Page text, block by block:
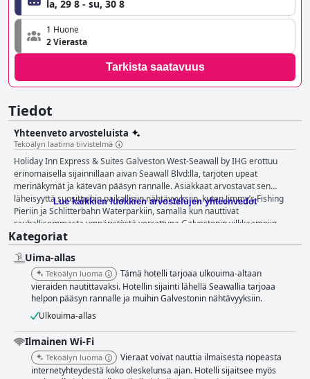
la, 29 8 - su, 30 8
1 Huone
2 Vierasta
Tarkista saatavuus
Tiedot
Yhteenveto arvosteluista
Tekoälyn laatima tiivistelmä
Holiday Inn Express & Suites Galveston West-Seawall by IHG erottuu
erinomaisella sijainnillaan aivan Seawall Blvd:lla, tarjoten upeat
merinäkymät ja kätevän pääsyn rannalle. Asiakkaat arvostavat sen
läheisyyttä suosittuihin paikallisiin nähtävyyksiin, kuten Jimmy’s Fishing
Pieriin ja Schlitterbahn Waterparkiin, samalla kun nauttivat
rauhallisemmasta ympäristöstä verrattuna Galvestonin vilkkaampiin
alueisiin. Tämä tekee siitä ihanteellisen paikan rentoutumiseen tinkimättä
mukavuudesta. Hotellin aamiainen saa merkittävää kiitosta
monipuolisesta ja herkullisesta tarjonnastaan. Asiakkaat nauttivat
laajasta valikoimasta tuotteita, leivonnaisista ja jogurtista kuumiin
ruokiin, kuten munakkaisiin ja pekoniin. Huomionarvoisia mainintoja ovat
mustikkamuffinssit ja kanelirullat, jotka lisäävät aamuaterialle ripauksen
iloa. Aamiaistarjoilu on hyvin hoidettu, ja avulias henkilökunta varmistaa
täydennetyn buffetin. Hotellin huoneita ylistetään yleisesti niiden
puhtaudesta, tilavuudesta ja mukavuudesta. Monet asiakkaat korostavat
erinomaisia merinäköaloja parvekkeellisista huoneista. Nykyaikainen
sisustus ja modernit mukavuudet lisäävät positiivista kokemusta. On
kuitenkin satunnaisia raportteja ongelmista, kuten savuisuudesta,
Lue kaikkien luokkien arvostelujen yhteenvedot
Kategoriat
Uima-allas
Tekoälyn luoma
Tämä hotelli tarjoaa ulkouima-altaan
vieraiden nautittavaksi. Hotellin sijainti lähellä Seawallia tarjoaa
helpon pääsyn rannalle ja muihin Galvestonin nähtävyyksiin.
Ulkouima-allas
Ilmainen Wi-Fi
Tekoälyn luoma
Vieraat voivat nauttia ilmaisesta nopeasta
internetyhteydestä koko oleskelunsa ajan. Hotelli sijaitsee myös